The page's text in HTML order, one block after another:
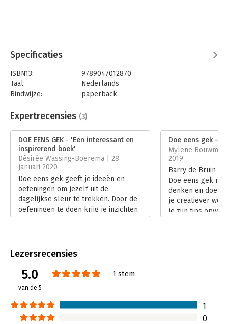
Specificaties
ISBN13:
9789047012870
Taal:
Nederlands
Bindwijze:
paperback
Uitgever:
Business Contact
Verschijningsdatum:
11-6-2019
Hoofdrubriek: Communicatie en media
Expertrecensies (3)
DOE EENS GEK - 'Een interessant en
inspirerend boek'
Désirée Wassing-Boerema | 28
januari 2020
Doe eens gek geeft je ideeën en
oefeningen om jezelf uit de
dagelijkse sleur te trekken. Door de
oefeningen te doen krijg je inzichten
en inspiratie om de dingen anders te
vervolgens veel kan brengen.
Lees verder
Doe eens gek –
Mylene
2019
Barry de Bruin
Doe eens gek
denken en doen.
je creatiever
je zijn tips
Lezersrecensies
5.0
van de 5
1 stem
1
0